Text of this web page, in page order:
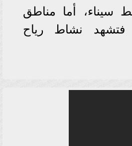
سيناء، أما مناطق
فتشهد نشاط رياح